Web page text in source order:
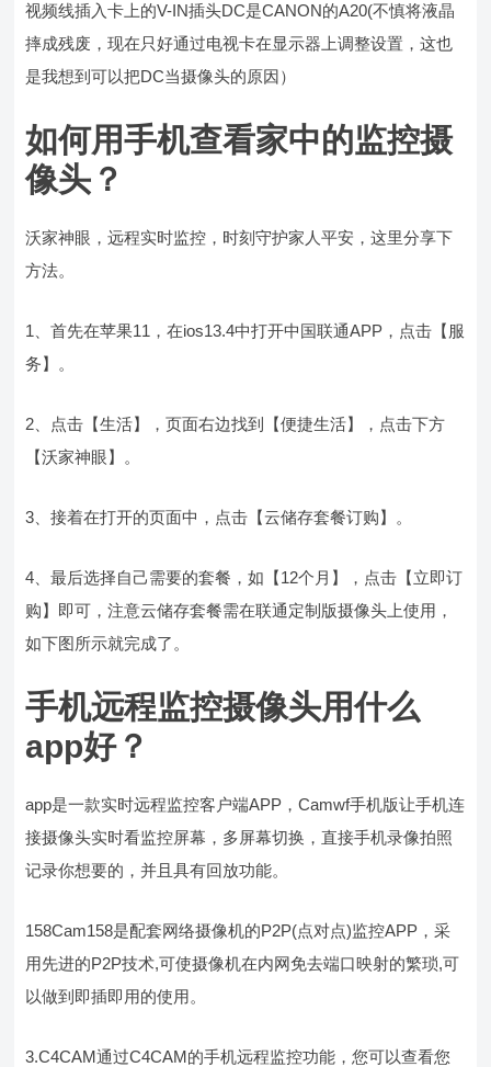
视频线插入卡上的V-IN插头DC是CANON的A20(不慎将液晶
摔成残废，现在只好通过电视卡在显示器上调整设置，这也
是我想到可以把DC当摄像头的原因）
如何用手机查看家中的监控摄
像头？
沃家神眼，远程实时监控，时刻守护家人平安，这里分享下
方法。
1、首先在苹果11，在ios13.4中打开中国联通APP，点击【服
务】。
2、点击【生活】，页面右边找到【便捷生活】，点击下方
【沃家神眼】。
3、接着在打开的页面中，点击【云储存套餐订购】。
4、最后选择自己需要的套餐，如【12个月】，点击【立即订
购】即可，注意云储存套餐需在联通定制版摄像头上使用，
如下图所示就完成了。
手机远程监控摄像头用什么
app好？
app是一款实时远程监控客户端APP，Camwf手机版让手机连
接摄像头实时看监控屏幕，多屏幕切换，直接手机录像拍照
记录你想要的，并且具有回放功能。
158Cam158是配套网络摄像机的P2P(点对点)监控APP，采
用先进的P2P技术,可使摄像机在内网免去端口映射的繁琐,可
以做到即插即用的使用。
3.C4CAM通过C4CAM的手机远程监控功能，您可以查看您